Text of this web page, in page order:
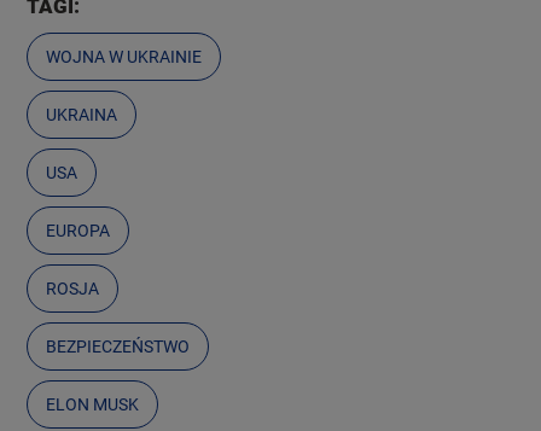
TAGI:
WOJNA W UKRAINIE
UKRAINA
USA
EUROPA
ROSJA
BEZPIECZEŃSTWO
ELON MUSK